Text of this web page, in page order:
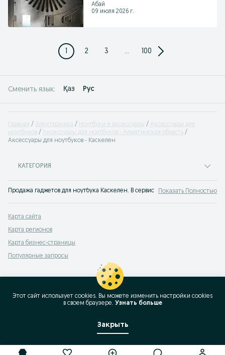
Абай
09 июля 2026 г.
1 2 3 ... 100
Сменить язык: Қаз Рус
Главная Электроника Ноутбуки и аксессуары
Аксессуары для
ноутбуков
Аксессуары для ноутбуков - Алматинская область
Аксессуары для ноутбуков - Каскелен
КАТЕГОРИЯ
Продажа гаджетов для ноутбука Каскелен. В сервисе объявлений OLX
Показать Полностью
Карта сайта
Карта регионов
Карта бизнес-страницы
Популярные запросы
Этот сайт использует cookies. Вы можете изменить настройки cookies
в своeм браузере. Узнать больше
Закрыть